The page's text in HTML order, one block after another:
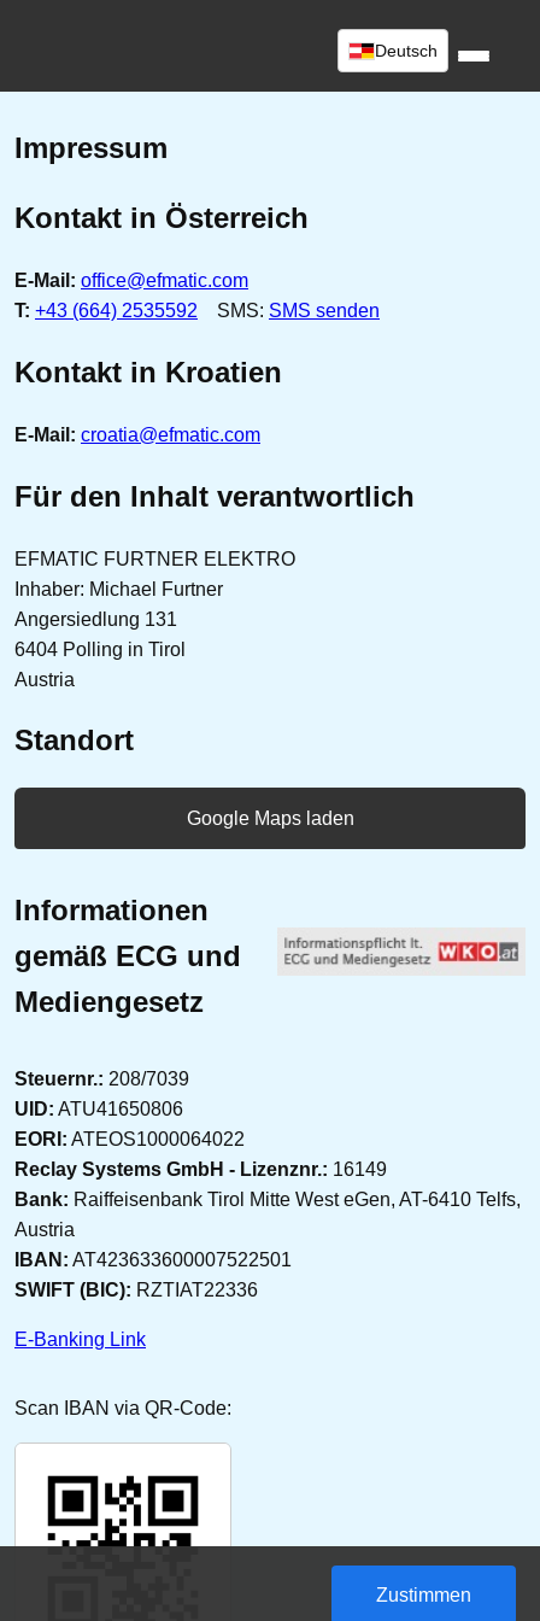
Deutsch
Impressum
Kontakt in Österreich
E-Mail: office@efmatic.com
T: +43 (664) 2535592 SMS: SMS senden
Kontakt in Kroatien
E-Mail: croatia@efmatic.com
Für den Inhalt verantwortlich
EFMATIC FURTNER ELEKTRO
Inhaber: Michael Furtner
Angersiedlung 131
6404 Polling in Tirol
Austria
Standort
Google Maps laden
Informationen
gemäß ECG und
Mediengesetz
Steuernr.: 208/7039
UID: ATU41650806
EORI: ATEOS1000064022
Reclay Systems GmbH - Lizenznr.: 16149
Bank: Raiffeisenbank Tirol Mitte West eGen, AT-6410 Telfs,
Austria
IBAN: AT423633600007522501
SWIFT (BIC): RZTIAT22336
E-Banking Link
Scan IBAN via QR-Code:
Zustimmen